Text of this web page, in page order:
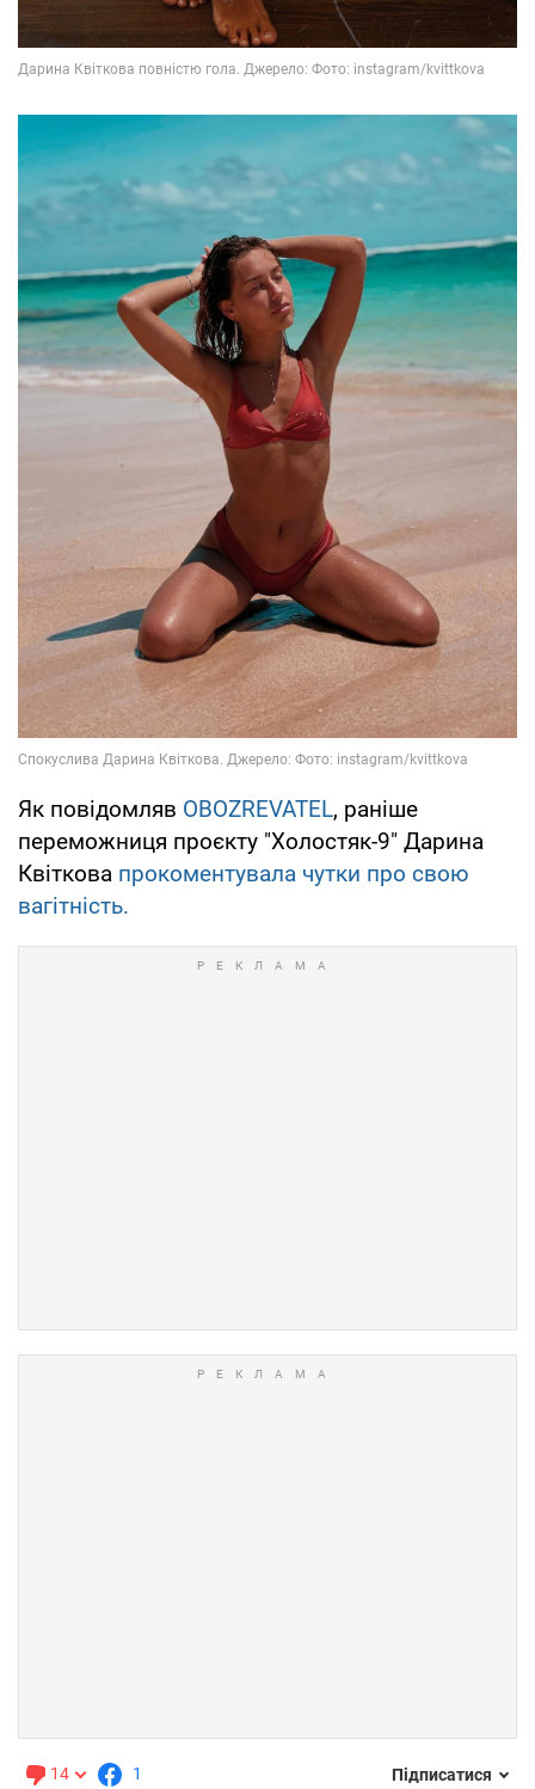
Як повідомляв OBOZREVATEL, раніше
переможниця проєкту "Холостяк-9" Дарина
Квіткова прокоментувала чутки про свою
вагітність.
14 1 Підписатися